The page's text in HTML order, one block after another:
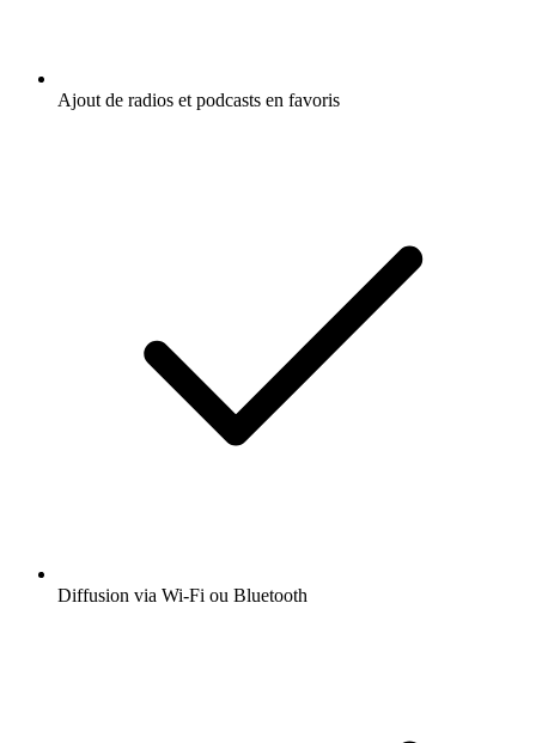
Ajout de radios et podcasts en favoris
Diffusion via Wi-Fi ou Bluetooth